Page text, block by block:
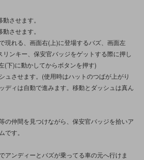
させます。
させます。
現れる、画面右(上)に登場するバズ、画面左
ンキー、保安官バッジをゲットする際に押し
(下)に動かしてからボタンを押す)
ュさせます。(使用時はハットのつばが上がり
ディは自動で進みます。移動とダッシュは真ん
の仲間を見つけながら、保安官バッジを拾いア
です。
アンディーとバズが乗ってる車の元へ行けま